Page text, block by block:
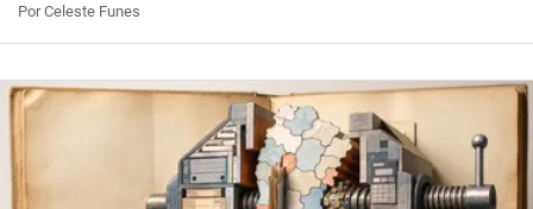
Por Celeste Funes